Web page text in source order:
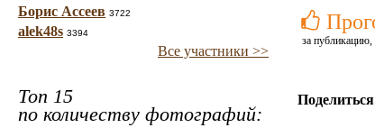
Борис Ассеев 3722
alek48s 3394
Все участники >>
Топ 15
по количеству фотографий:
за публикацию,